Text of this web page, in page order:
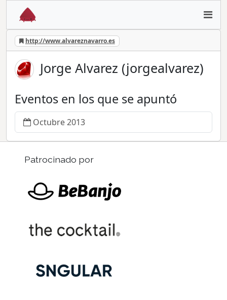
http://www.alvareznavarro.es
Jorge Alvarez (jorgealvarez)
Eventos en los que se apuntó
Octubre 2013
Patrocinado por